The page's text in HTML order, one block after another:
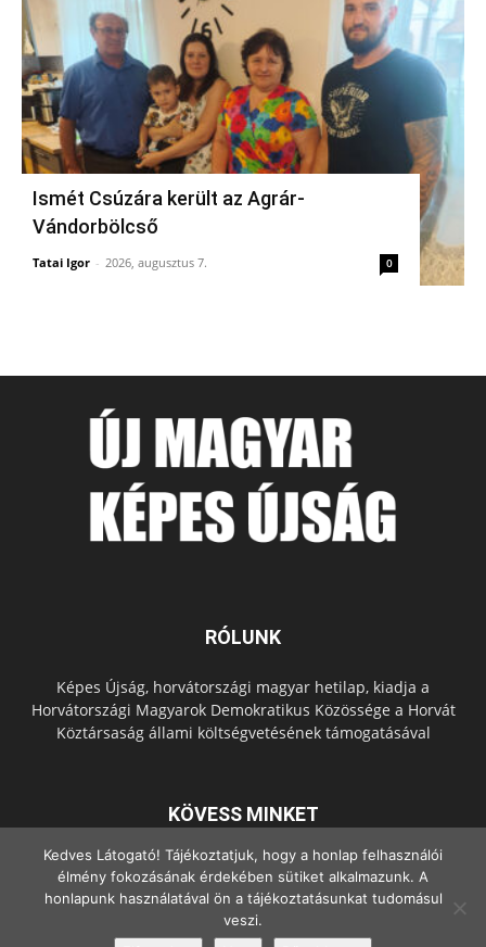
Ismét Csúzára került az Agrár-
Vándorbölcső
Tatai Igor - 2026, augusztus 7. 0
RÓLUNK
Képes Újság, horvátországi magyar hetilap, kiadja a
Horvátországi Magyarok Demokratikus Közössége a Horvát
Köztársaság állami költségvetésének támogatásával
KÖVESS MINKET
Kedves Látogató! Tájékoztatjuk, hogy a honlap felhasználói
élmény fokozásának érdekében sütiket alkalmazunk. A
honlapunk használatával ön a tájékoztatásunkat tudomásul
veszi.